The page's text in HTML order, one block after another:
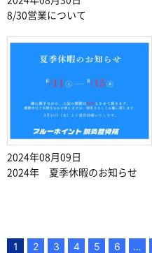
8/30営業について
2024年08月09日
2024年 夏季休暇のお知らせ
1 2 3 4 5 6 …